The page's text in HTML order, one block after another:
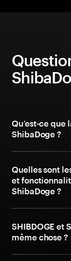
Qu’est-ce
ShibaDoge ?
Quelles sont
et
ShibaDoge ?
SHIBDOGE et
même chose ?